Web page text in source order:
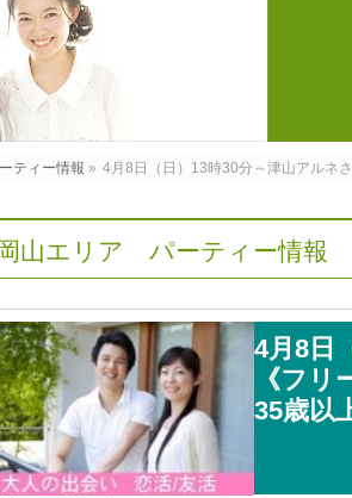
ティー情報 » 4月8日（日）13時30分～津山アル
山エリア パーティー情報
4月8日
《フ
35歳以